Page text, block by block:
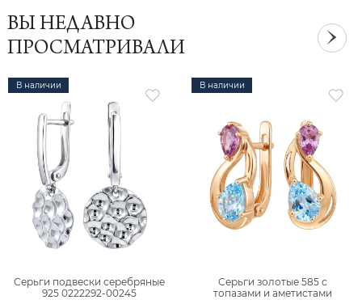
ВЫ НЕДАВНО
ПРОСМАТРИВАЛИ
В наличии
Серьги подвески серебряные
925 0222292-00245
В наличии
Серьги золотые 585 с
топазами и аметистами